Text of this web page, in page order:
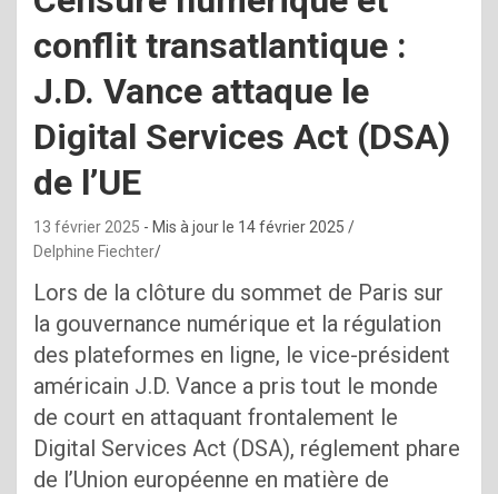
conflit transatlantique :
J.D. Vance attaque le
Digital Services Act (DSA)
de l’UE
13 février 2025 - Mis à jour le 14 février 2025
Delphine Fiechter
Lors de la clôture du sommet de Paris sur
la gouvernance numérique et la régulation
des plateformes en ligne, le vice-président
américain J.D. Vance a pris tout le monde
de court en attaquant frontalement le
Digital Services Act (DSA), réglement phare
de l’Union européenne en matière de